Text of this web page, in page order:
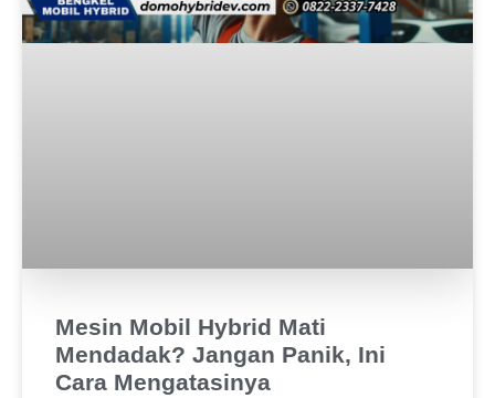
Mesin Mobil Hybrid Mati
Mendadak? Jangan Panik, Ini
Cara Mengatasinya